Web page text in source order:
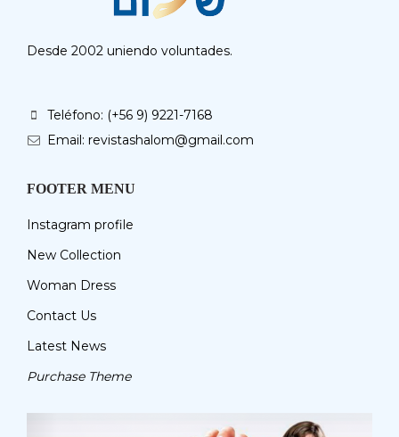
Desde 2002 uniendo voluntades.
Teléfono: (+56 9) 9221-7168
Email: revistashalom@gmail.com
FOOTER MENU
Instagram profile
New Collection
Woman Dress
Contact Us
Latest News
Purchase Theme